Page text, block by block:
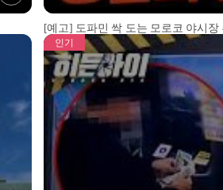
[예고] 도파민 싹 도는 모로코 야시장
인기